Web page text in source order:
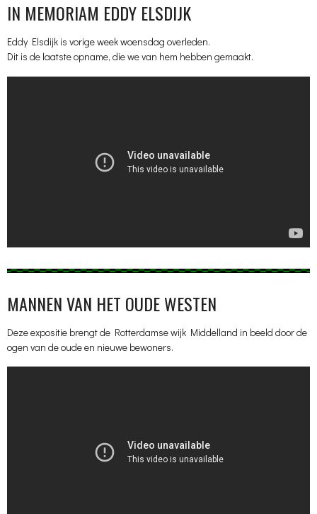
IN MEMORIAM EDDY ELSDIJK
Eddy Elsdijk is vorige week woensdag overleden.
Dit is de laatste opname, die we van hem hebben gemaakt.
MANNEN VAN HET OUDE WESTEN
Deze expositie brengt de Rotterdamse wijk Middelland in beeld door de
ogen van de oude en nieuwe bewoners.